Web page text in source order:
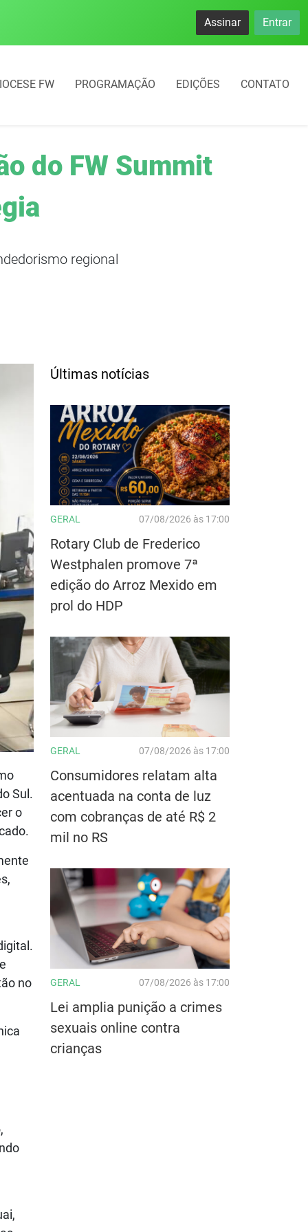
rotativo começará em 10 dias em Frederico
Assinar Entrar
FW PROGRAMAÇÃO EDIÇÕES CONTATO
do FW Summit
regional
Sul.
o
no
Últimas notícias
GERAL 07/08/2026 às 17:00
Rotary Club de Frederico
Westphalen promove 7ª
edição do Arroz Mexido em
prol do HDP
GERAL 07/08/2026 às 17:00
Consumidores relatam alta
acentuada na conta de luz
com cobranças de até R$ 2
mil no RS
GERAL 07/08/2026 às 17:00
Lei amplia punição a crimes
sexuais online contra
crianças